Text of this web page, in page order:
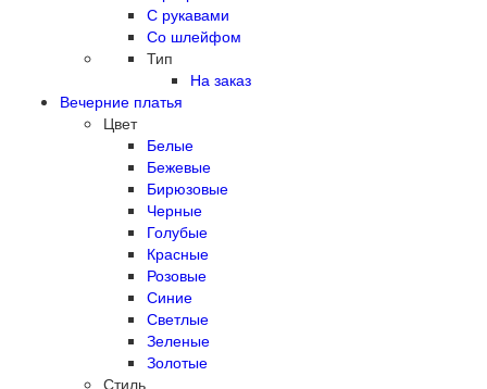
С рукавами
Со шлейфом
Тип
На заказ
Вечерние платья
Цвет
Белые
Бежевые
Бирюзовые
Черные
Голубые
Красные
Розовые
Синие
Светлые
Зеленые
Золотые
Стиль